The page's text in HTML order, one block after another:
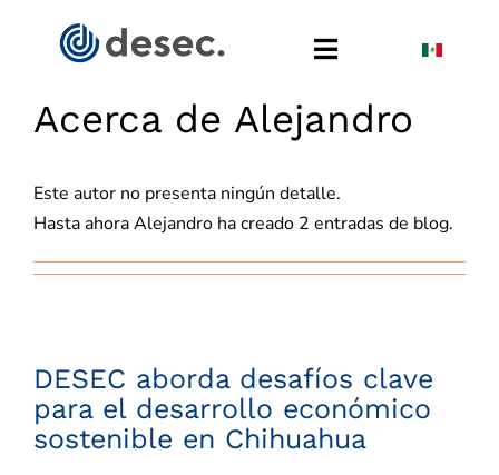
Toggle
Navigation
Inicio
Quiénes Somos
Cómo podemos ayudarte
Vicepresidencias
Acerca de Alejandro
Este autor no presenta ningún detalle.
Hasta ahora Alejandro ha creado 2 entradas de blog.
DESEC aborda desafíos clave
para el desarrollo económico
sostenible en Chihuahua